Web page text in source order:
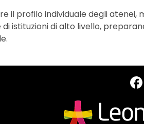
il profilo individuale degli atenei,
istituzioni di alto livello,